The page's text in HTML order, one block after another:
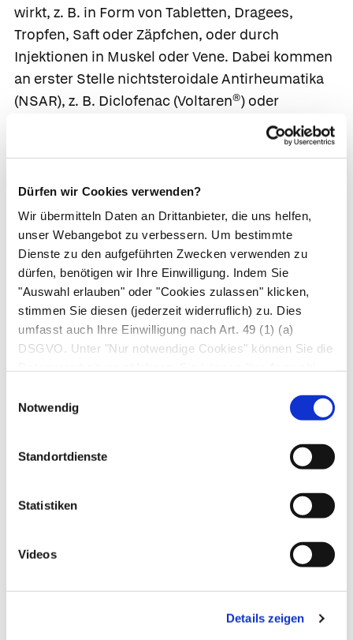
Dürfen wir Cookies verwenden?
Wir übermitteln Daten an Drittanbieter, die uns helfen,
unser Webangebot zu verbessern. Um bestimmte
Dienste zu den aufgeführten Zwecken verwenden zu
dürfen, benötigen wir Ihre Einwilligung. Indem Sie
"Auswahl erlauben" oder "Cookies zulassen" klicken,
stimmen Sie diesen (jederzeit widerruflich) zu. Dies
umfasst auch Ihre Einwilligung nach Art. 49 (1) (a)
DSGVO. Unter "Nur notwendige Cookies" können Sie die
Notwendig
Standortdienste
Statistiken
Videos
Details zeigen
wirkt, z. B. in Form von Tabletten, Dragees,
Tropfen, Saft oder Zäpfchen, oder durch
Injektionen in Muskel oder Vene. Dabei kommen
an erster Stelle nichtsteroidale Antirheumatika
(NSAR), z. B. Diclofenac (Voltaren®) oder
) zum Einsatz, die nicht nur
Vorwiegend als Schmerzmittel fungieren
Medikamente wieMetamizol(Novalgin®) oder
Paracetamol(Benuron®).
Eine Linderung starker Schmerzen lässt sich
durchOpiate, wie z. B.Tramadolhydrochlorid
Tramal®) erzielen.
Acetylsalicylsäure(ASS, z. B.Aspirin®) ist bei
sie die Blutgerinnung hemmt, Blutungen und
Blutergüsse verstärkt und eventuell
Dr. med. Arne Schäffler in: Gesundheit heute,
Aktualisierung: Dr. med. Sonja Kempinski | zuletzt